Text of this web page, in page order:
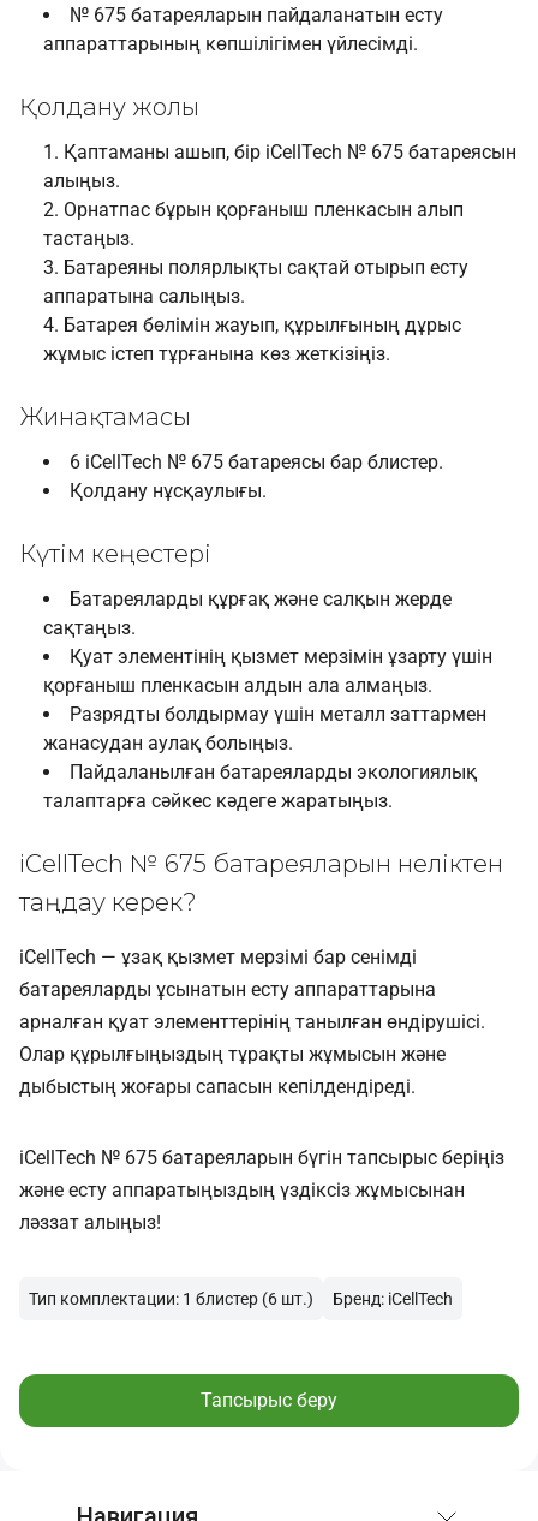
№ 675 батареяларын пайдаланатын есту
аппараттарының көпшілігімен үйлесімді.
Қолдану жолы
Қаптаманы ашып, бір iCellTech № 675 батареясын
алыңыз.
Орнатпас бұрын қорғаныш пленкасын алып
тастаңыз.
Батареяны полярлықты сақтай отырып есту
аппаратына салыңыз.
Батарея бөлімін жауып, құрылғының дұрыс
жұмыс істеп тұрғанына көз жеткізіңіз.
Жинақтамасы
6 iCellTech № 675 батареясы бар блистер.
Қолдану нұсқаулығы.
Күтім кеңестері
Батареяларды құрғақ және салқын жерде
сақтаңыз.
Қуат элементінің қызмет мерзімін ұзарту үшін
қорғаныш пленкасын алдын ала алмаңыз.
Разрядты болдырмау үшін металл заттармен
жанасудан аулақ болыңыз.
Пайдаланылған батареяларды экологиялық
талаптарға сәйкес кәдеге жаратыңыз.
iCellTech № 675 батареяларын неліктен
таңдау керек?
iCellTech — ұзақ қызмет мерзімі бар сенімді
батареяларды ұсынатын есту аппараттарына
арналған қуат элементтерінің танылған өндірушісі.
Олар құрылғыңыздың тұрақты жұмысын және
дыбыстың жоғары сапасын кепілдендіреді.
iCellTech № 675 батареяларын бүгін тапсырыс беріңіз
және есту аппаратыңыздың үздіксіз жұмысынан
ләззат алыңыз!
Тип комплектации: 1 блистер (6 шт.) Бренд: iCellTech
Тапсырыс беру